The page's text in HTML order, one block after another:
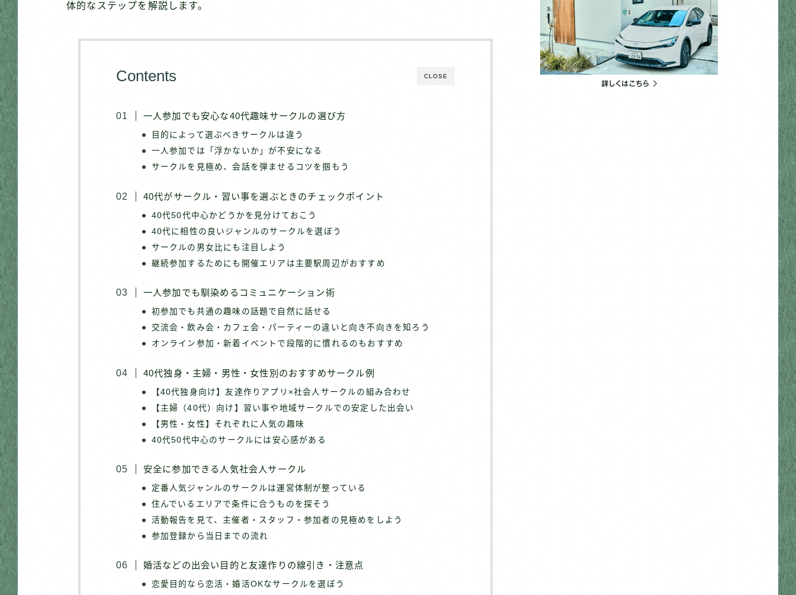
体的なステップを解説します。
CLOSE
Contents
一人参加でも安心な40代趣味サークルの選び方
目的によって選ぶべきサークルは違う
一人参加では「浮かないか」が不安になる
サークルを見極め、会話を弾ませるコツを掴もう
40代がサークル・習い事を選ぶときのチェックポイント
40代50代中心かどうかを見分けておこう
40代に相性の良いジャンルのサークルを選ぼう
サークルの男女比にも注目しよう
継続参加するためにも開催エリアは主要駅周辺がおすすめ
一人参加でも馴染めるコミュニケーション術
初参加でも共通の趣味の話題で自然に話せる
交流会・飲み会・カフェ会・パーティーの違いと向き不向きを知ろう
オンライン参加・新着イベントで段階的に慣れるのもおすすめ
40代独身・主婦・男性・女性別のおすすめサークル例
【40代独身向け】友達作りアプリ×社会人サークルの組み合わせ
【主婦（40代）向け】習い事や地域サークルでの安定した出会い
【男性・女性】それぞれに人気の趣味
40代50代中心のサークルには安心感がある
安全に参加できる人気社会人サークル
定番人気ジャンルのサークルは運営体制が整っている
住んでいるエリアで条件に合うものを探そう
活動報告を見て、主催者・スタッフ・参加者の見極めをしよう
参加登録から当日までの流れ
婚活などの出会い目的と友達作りの線引き・注意点
恋愛目的なら恋活・婚活OKなサークルを選ぼう